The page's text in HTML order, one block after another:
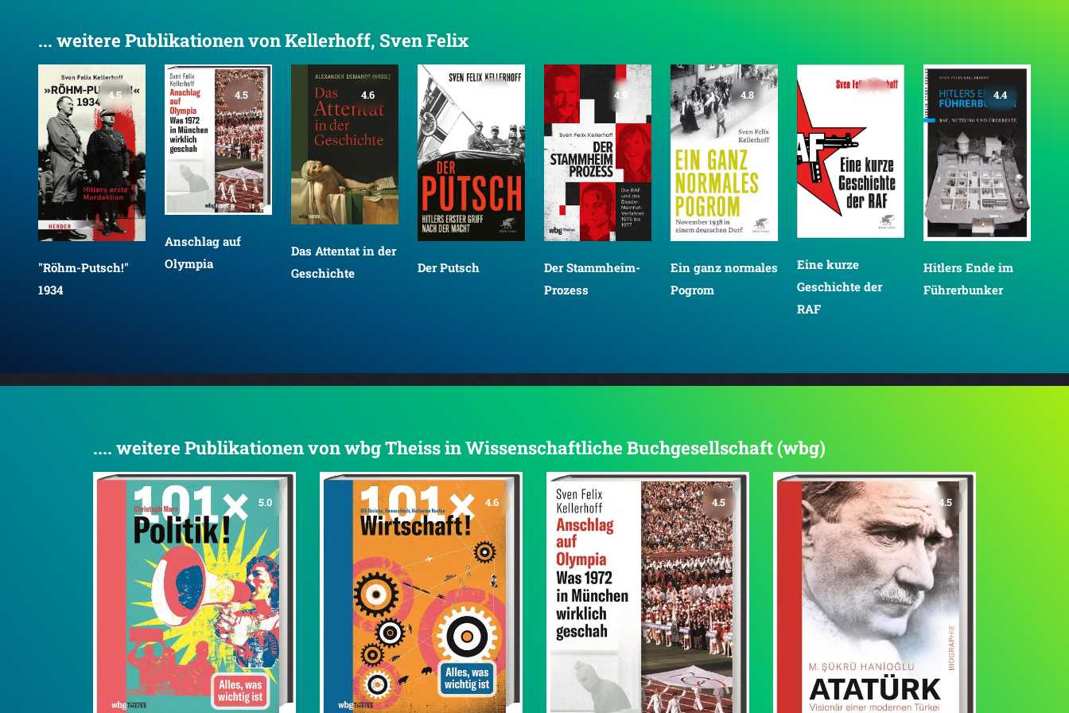
... weitere Publikationen von Kellerhoff, Sven Felix
4.5
"Röhm-Putsch!"
1934
4.5
Anschlag auf
Olympia
4.6
Das Attentat in der
Geschichte
Der Putsch
4.9
Der Stammheim-
Prozess
4.8
Ein ganz normales
Pogrom
4.5
Eine kurze
Geschichte der
RAF
4.4
Hitlers Ende im
Führerbunker
.... weitere Publikationen von wbg Theiss in Wissenschaftliche Buchgesellschaft (wbg)
5.0 4.6 4.5 4.5